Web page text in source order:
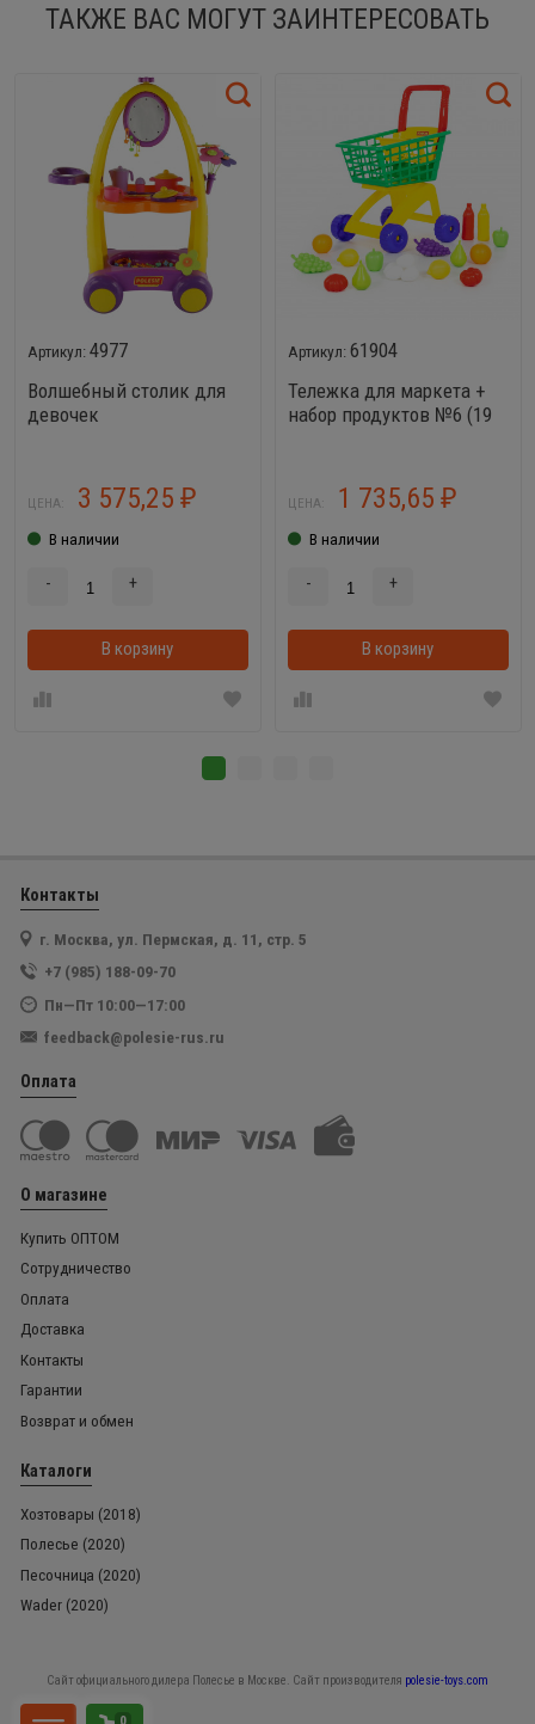
ТАКЖЕ ВАС МОГУТ ЗАИНТЕРЕСОВАТЬ
4977
Волшебный столик для
девочек
ЦЕНА: 3 575,25 ₽
В наличии
- +
В корзину В корзинке
61904
Тележка для маркета +
набор продуктов №6 (19
ЦЕНА: 1 735,65 ₽
В наличии
- +
В корзину
Контакты
г. Москва, ул. Пермская, д. 11, стр. 5
+7 (985) 188-09-70
Пн—Пт 10:00—17:00
feedback@polesie-rus.ru
Оплата
О магазине
Купить ОПТОМ
Сотрудничество
Оплата
Доставка
Контакты
Гарантии
Возврат и обмен
Каталоги
Хозтовары (2018)
Полесье (2020)
Песочница (2020)
Wader (2020)
Сайт официального дилера Полесье в Москве. Сайт производителя polesie-toys.com
0